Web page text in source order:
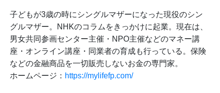
子どもが3歳の時にシングルマザーになった現役のシン
グルマザー。NHKのコラムをきっかけに起業。現在は、
男女共同参画センター主催・NPO主催などのマネー講
座・オンライン講座・同業者の育成も行っている。保険
などの金融商品を一切販売しないお金の専門家。
ホームページ： https://mylifefp.com/